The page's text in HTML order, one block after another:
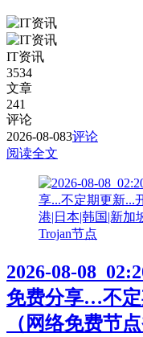
IT资讯
3534
文章
241
评论
2026-08-083评论
阅读全文
Trojan节点
2026-08-
免费分享…不
（网络免费节